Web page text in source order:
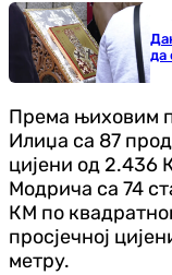
да
Према њиховим
Илиџа са 87
цијени од 2.436
Модрича са 74
КМ по
просјечној
метру.